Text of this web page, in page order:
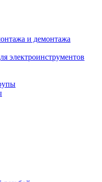
и демонтажа
электроинструментов